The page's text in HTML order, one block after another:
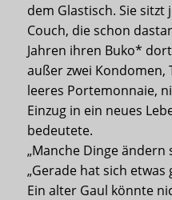
dem Glastisch. Sie
Couch, die schon
Jahren ihren Buko*
außer zwei
leeres Portemonnaie,
Einzug in ein neues
bedeutete.
„Manche Dinge ändern
„Gerade hat sich etwas
Ein alter Gaul könnte